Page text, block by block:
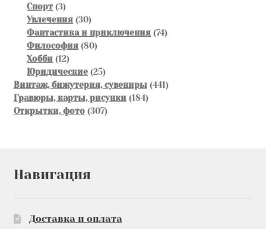
Спорт 33
товара
Увлечения 3030
товаров
Фантастика и приключения 7474
Философия 8080
Хобби 1212
товаров
Юридические 2525
товаров
Винтаж, бижутерия, сувениры 441441
Гравюры, карты, рисунки 184184
Открытки, фото 307307
Навигация
Доставка и оплата